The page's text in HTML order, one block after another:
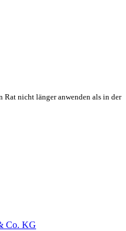
Rat nicht länger anwenden als in der
Co. KG